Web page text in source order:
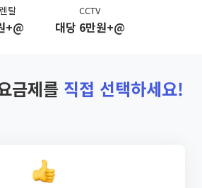
탈
+@
CCTV
대당 6만원+@
금제를 직접 선택하세요!